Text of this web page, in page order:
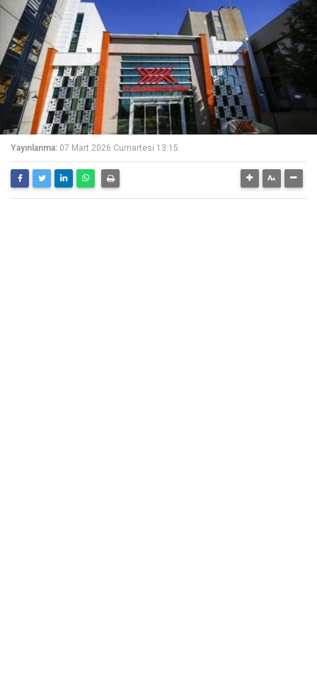
Yayınlanma: 07 Mart 2026 Cumartesi 13:15